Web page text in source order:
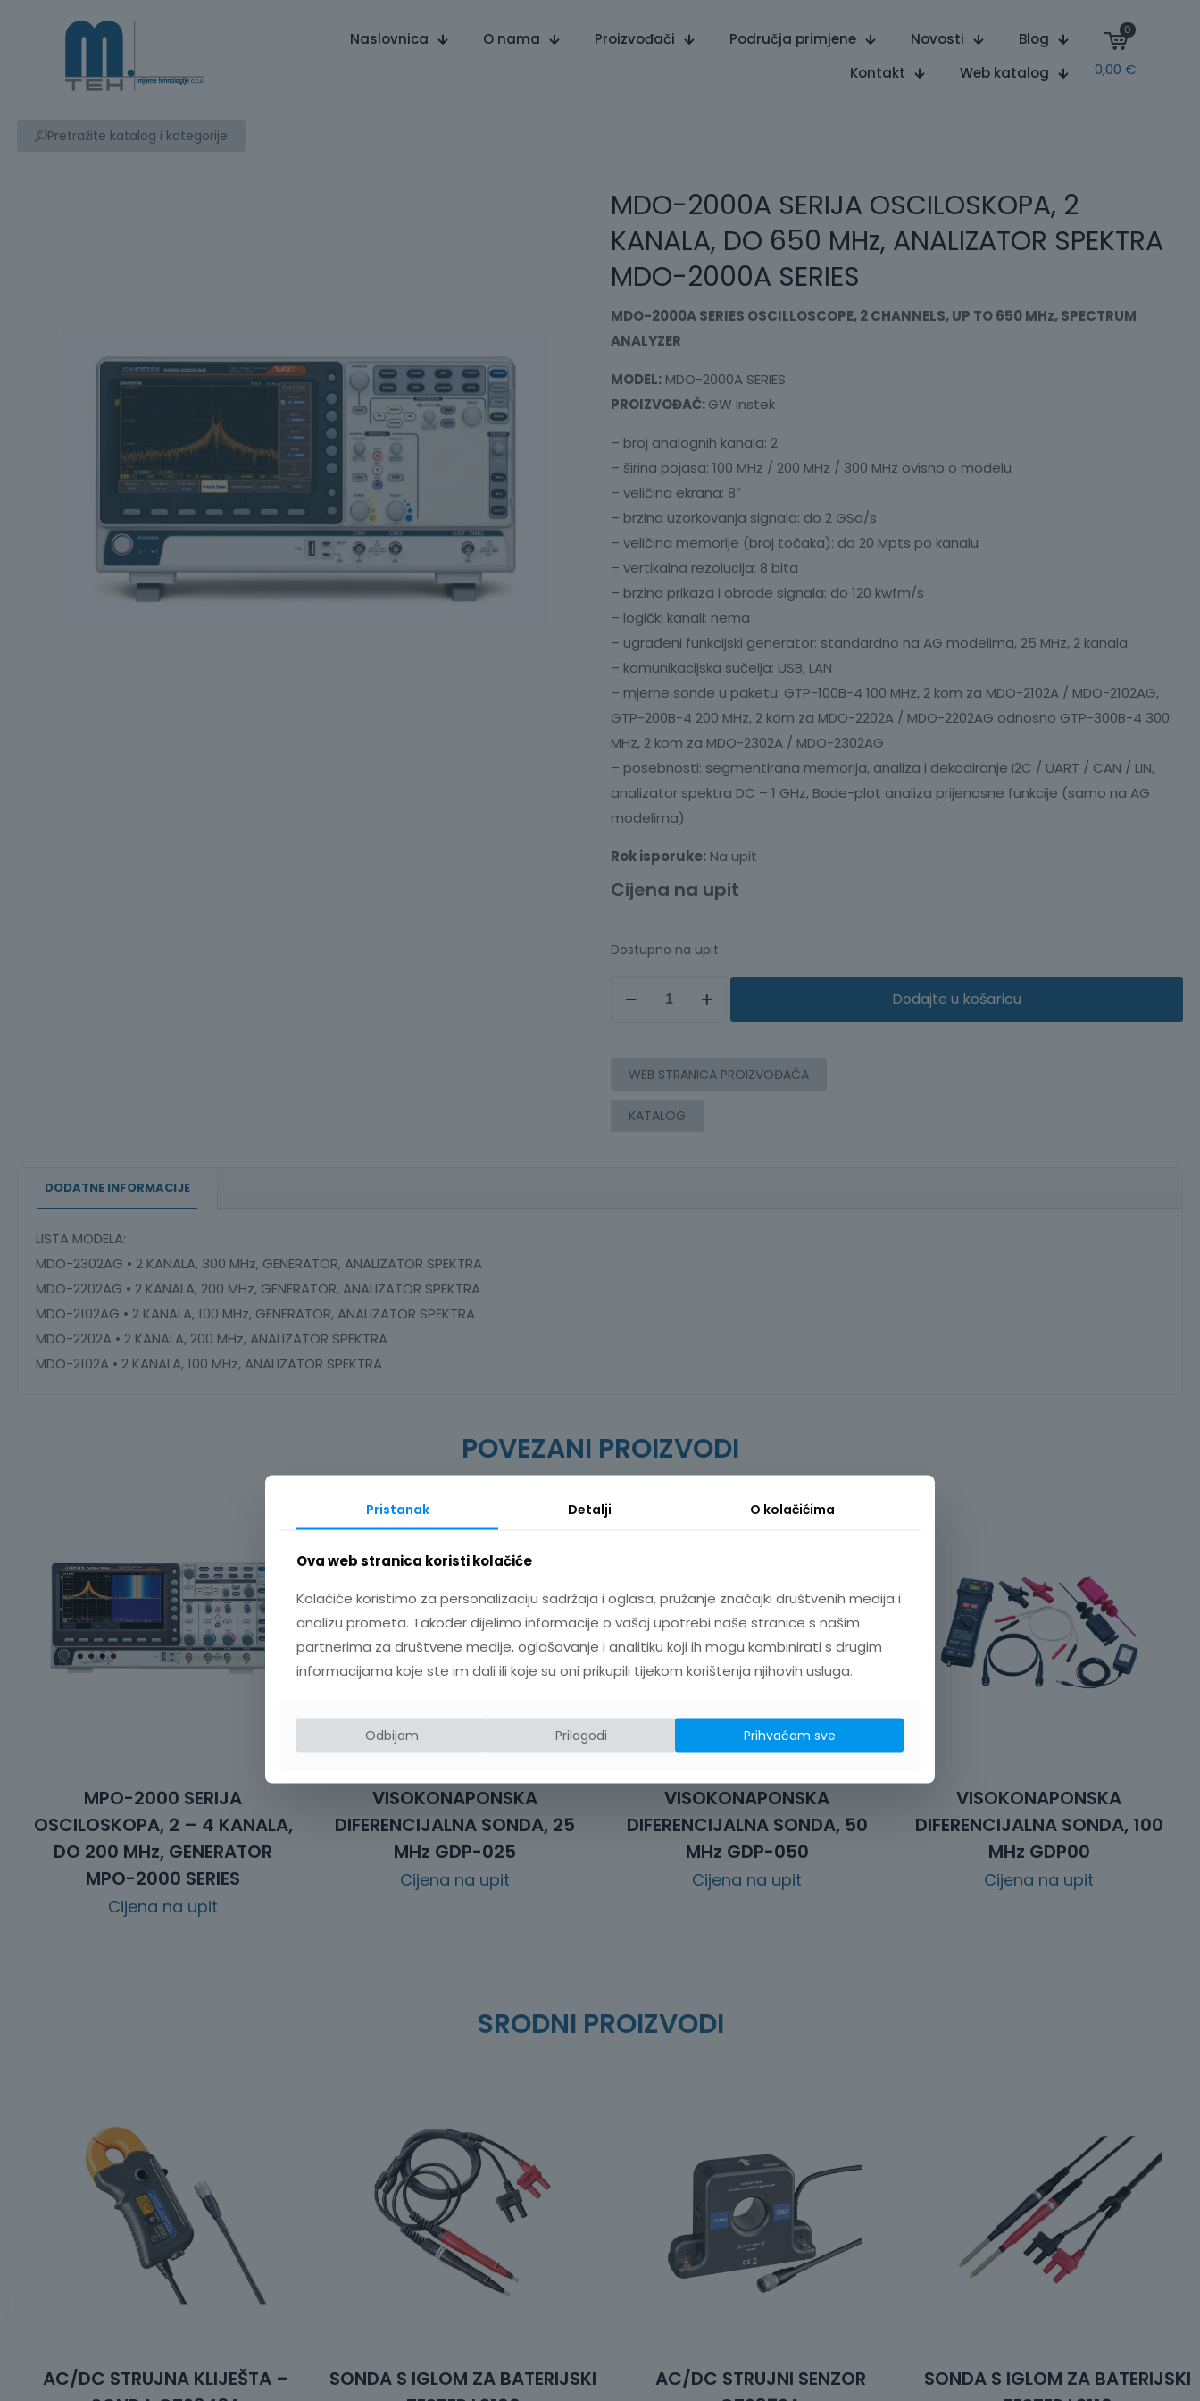
Naslovnica O nama Proizvođači Područja primjene Novosti
Blog
Kontakt
Web katalog
0
0,00 €
Pretražite katalog i kategorije
MDO-2000A SERIJA OSCILOSKOPA, 2
KANALA, DO 650 MHz, ANALIZATOR SPEKTRA
MDO-2000A SERIES
MDO-2000A SERIES OSCILLOSCOPE, 2 CHANNELS, UP TO 650 MHz, SPECTRUM
ANALYZER
MODEL: MDO-2000A SERIES
PROIZVOĐAČ:GW Instek
– broj analognih kanala: 2
– širina pojasa: 100 MHz / 200 MHz / 300 MHz ovisno o modelu
– veličina ekrana: 8″
– brzina uzorkovanja signala: do 2 GSa/s
– veličina memorije (broj točaka): do 20 Mpts po kanalu
– vertikalna rezolucija: 8 bita
– brzina prikaza i obrade signala: do 120 kwfm/s
– logički kanali: nema
– ugrađeni funkcijski generator: standardno na AG modelima, 25 MHz, 2 kanala
– komunikacijska sučelja: USB, LAN
– mjerne sonde u paketu: GTP-100B-4 100 MHz, 2 kom za MDO-2102A / MDO-2102AG,
GTP-200B-4 200 MHz, 2 kom za MDO-2202A / MDO-2202AG odnosno GTP-300B-4 300
MHz, 2 kom za MDO-2302A / MDO-2302AG
– posebnosti: segmentirana memorija, analiza i dekodiranje I2C / UART / CAN / LIN,
analizator spektra DC – 1 GHz, Bode-plot analiza prijenosne funkcije (samo na AG
modelima)
Rok isporuke: Na upit
Cijena na upit
Dostupno na upit
KANALA,
Dodajte u košaricu
WEB STRANICA PROIZVOĐAČA
KATALOG
DODATNE INFORMACIJE
LISTA MODELA:
MDO-2302AG • 2 KANALA, 300 MHz, GENERATOR, ANALIZATOR SPEKTRA
MDO-2202AG • 2 KANALA, 200 MHz, GENERATOR, ANALIZATOR SPEKTRA
MDO-2102AG • 2 KANALA, 100 MHz, GENERATOR, ANALIZATOR SPEKTRA
MDO-2202A • 2 KANALA, 200 MHz, ANALIZATOR SPEKTRA
MDO-2102A • 2 KANALA, 100 MHz, ANALIZATOR SPEKTRA
POVEZANI PROIZVODI
MPO-2000 SERIJA
OSCILOSKOPA, 2 – 4 KANALA,
DO 200 MHz, GENERATOR
MPO-2000 SERIES
Cijena na upit
VISOKONAPONSKA
DIFERENCIJALNA SONDA, 25
MHz GDP-025
Cijena na upit
VISOKONAPONSKA
DIFERENCIJALNA SONDA, 50
MHz GDP-050
Cijena na upit
VISOKONAPONSKA
DIFERENCIJALNA SONDA, 100
MHz GDP00
Cijena na upit
SRODNI PROIZVODI
AC/DC STRUJNA KLIJEŠTA –
SONDA S IGLOM ZA BATERIJSKI
AC/DC STRUJNI SENZOR
SONDA S IGLOM ZA BATERIJSKI
Pristanak Detalji O kolačićima
Ova web stranica koristi kolačiće
Kolačiće koristimo za personalizaciju sadržaja i oglasa, pružanje značajki društvenih medija i
analizu prometa. Također dijelimo informacije o vašoj upotrebi naše stranice s našim
partnerima za društvene medije, oglašavanje i analitiku koji ih mogu kombinirati s drugim
informacijama koje ste im dali ili koje su oni prikupili tijekom korištenja njihovih usluga.
Odbijam Prilagodi Prihvaćam sve